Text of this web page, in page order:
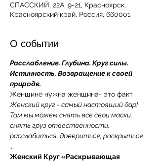
СПАССКИЙ, 22А, 9-21, Красноярск,
Красноярский край, Россия, 660001
О событии
Расслабление. Глубина. Круг силы.
Истинность. Возвращение к своей
природе.
Женщине нужна женщина- это факт
Женский круг - самый настоящий дар!
Там мы можем снять все свои маски,
снять груз отвественности,
расслабиться, довериться, раскрыться
...
Женский Круг «Раскрывающая